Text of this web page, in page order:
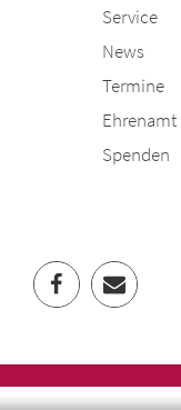
Service
News
Termine
Ehrenamt
Spenden